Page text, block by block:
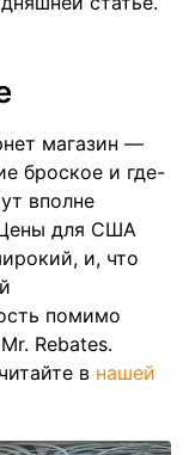
магазин —
броское и где-
вполне
для США
и, что
помимо
Rebates.
в нашей